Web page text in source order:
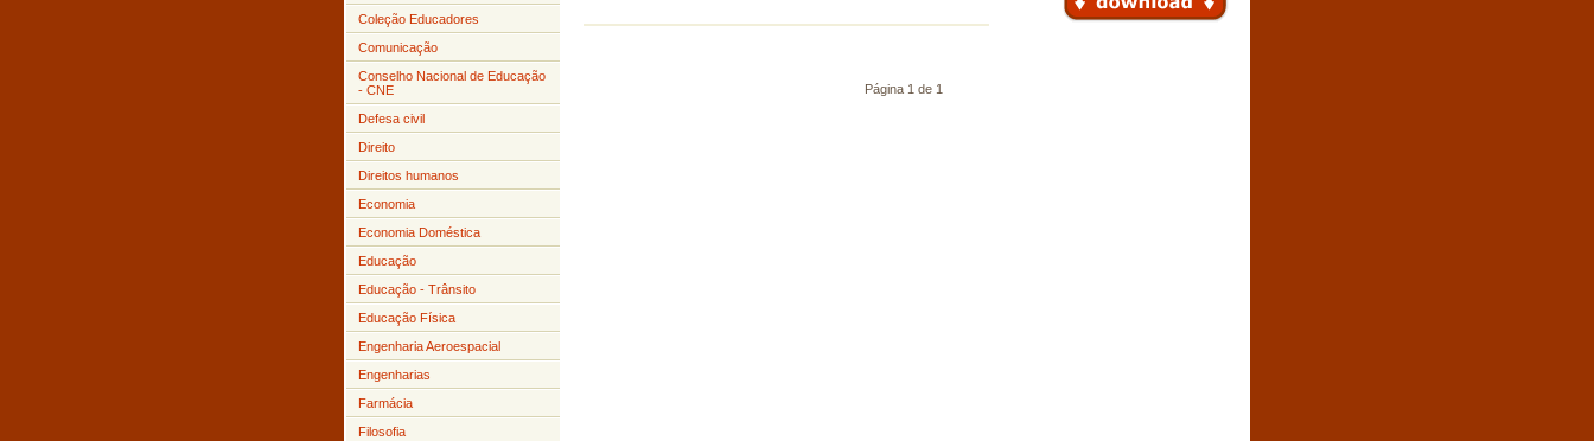
Coleção Educadores
Comunicação
Conselho Nacional de Educação
- CNE
Defesa civil
Direito
Direitos humanos
Economia
Economia Doméstica
Educação
Educação - Trânsito
Educação Física
Engenharia Aeroespacial
Engenharias
Farmácia
Filosofia
Página 1 de 1